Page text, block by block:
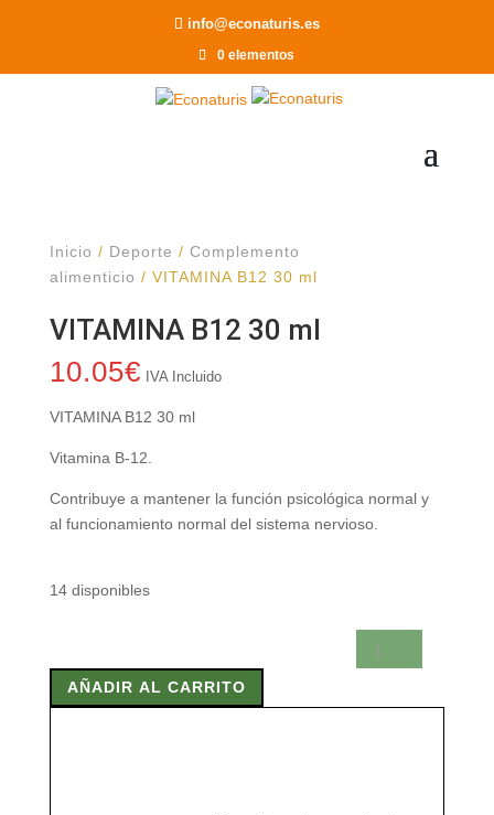
info@econaturis.es
0 elementos
Inicio / Deporte / Complemento
alimenticio / VITAMINA B12 30 ml
VITAMINA B12 30 ml
10.05€ IVA Incluido
VITAMINA B12 30 ml
Vitamina B-12.
Contribuye a mantener la función psicológica normal y
al funcionamiento normal del sistema nervioso.
14 disponibles
B12
AÑADIR AL CARRITO